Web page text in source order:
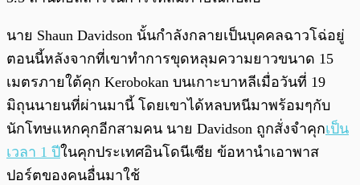
นาย Shaun Davidson นั้นกำลังกลายเป็นบุคคลฉาวโฉ่อยู่
ตอนนี้หลังจากที่เขาทำการขุดหลุมความยาวขนาด 15
เมตรภายใต้คุก Kerobokan บนเกาะบาหลีเมื่อวันที่ 19
มิถุนนายนที่ผ่านมานี้ โดยเขาได้หลบหนีมาพร้อมๆกับ
นักโทษแหกคุกอีกสามคน นาย Davidson ถูกสั่งจำคุกเป็น
เวลา 1 ปีในคุกประเทศอินโดนีเซีย ข้อหานำเอาพาส
ปอร์ตของคนอื่นมาใช้